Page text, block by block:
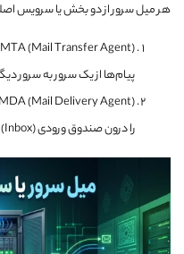
هر میل سرور از دو بخش یا سرویس
پیام‌ها از یک سرور به سرور
را درون صندوق ورودی (Inbox) کاربر ذخیره می‌کند.